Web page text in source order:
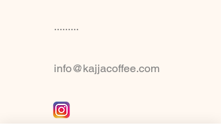
.........
info@kajjacoffee.com